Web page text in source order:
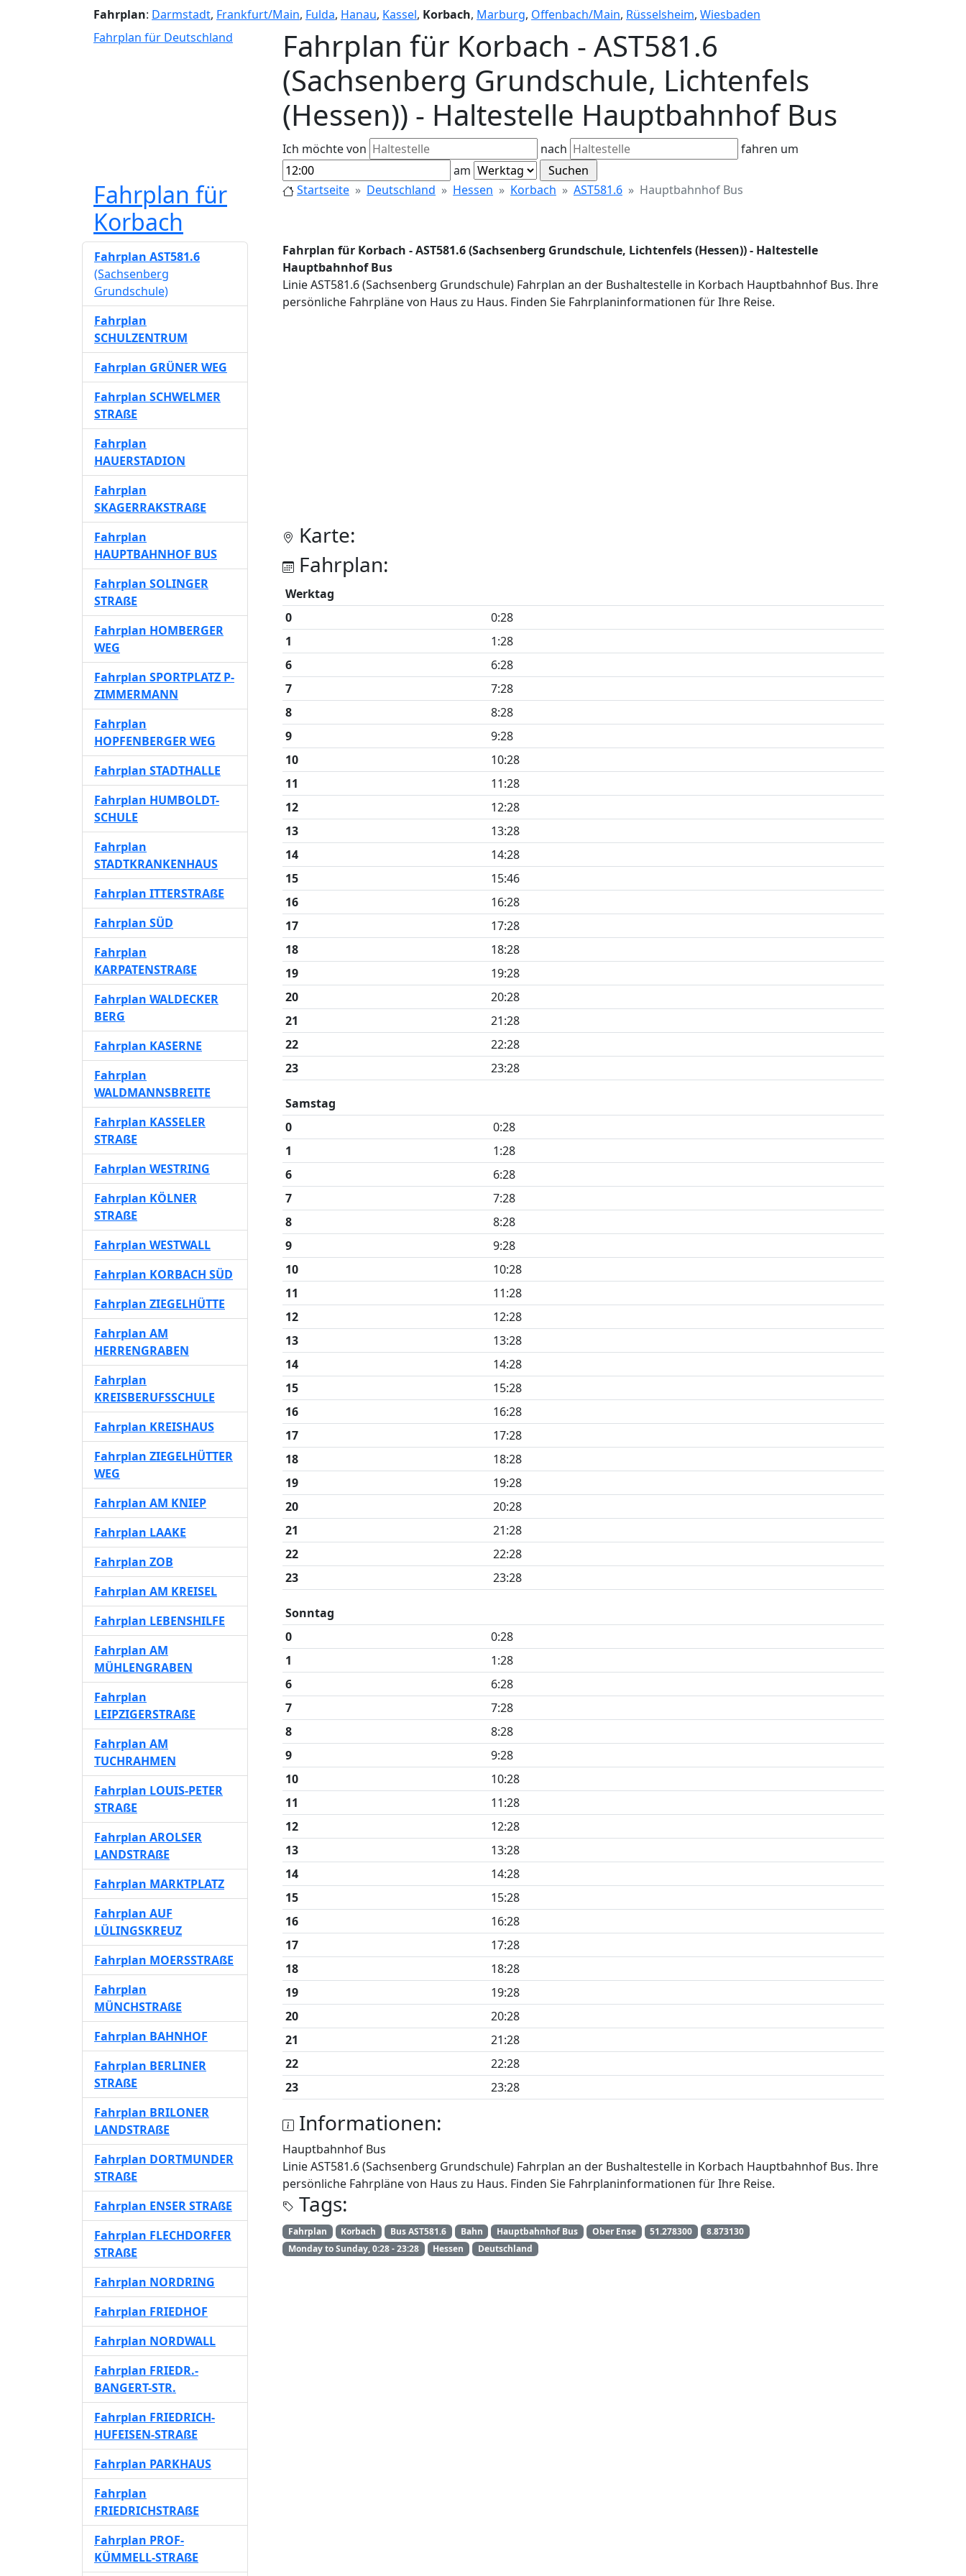
Fahrplan: Darmstadt, Frankfurt/Main, Fulda, Hanau, Kassel, Korbach, Marburg, Offenbach/Main, Rüsselsheim, Wiesbaden
Fahrplan für Deutschland
Fahrplan für Korbach - AST581.6
(Sachsenberg Grundschule, Lichtenfels
(Hessen)) - Haltestelle Hauptbahnhof Bus
Ich möchte von nach
fahren um
am
Fahrplan für
Korbach
Startseite Deutschland Hessen Korbach AST581.6 Hauptbahnhof Bus
Fahrplan für Korbach - AST581.6 (Sachsenberg Grundschule, Lichtenfels (Hessen)) - Haltestelle
Hauptbahnhof Bus
Linie AST581.6 (Sachsenberg Grundschule) Fahrplan an der Bushaltestelle in Korbach Hauptbahnhof Bus. Ihre
persönliche Fahrpläne von Haus zu Haus. Finden Sie Fahrplaninformationen für Ihre Reise.
Karte:
Fahrplan:
Werktag
0
0:28
1
1:28
6
6:28
7
7:28
8
8:28
9
9:28
10
10:28
11
11:28
12
12:28
13
13:28
14
14:28
15
15:46
16
16:28
17
17:28
18
18:28
19
19:28
20
20:28
21
21:28
22
22:28
23
23:28
Samstag
0
0:28
1
1:28
6
6:28
7
7:28
8
8:28
9
9:28
10
10:28
11
11:28
12
12:28
13
13:28
14
14:28
15
15:28
16
16:28
17
17:28
18
18:28
19
19:28
20
20:28
21
21:28
22
22:28
23
23:28
Sonntag
0
0:28
1
1:28
6
6:28
7
7:28
8
8:28
9
9:28
10
10:28
11
11:28
12
12:28
13
13:28
14
14:28
15
15:28
16
16:28
17
17:28
18
18:28
19
19:28
20
20:28
21
21:28
22
22:28
23
23:28
Informationen:
Hauptbahnhof Bus
Linie AST581.6 (Sachsenberg Grundschule) Fahrplan an der Bushaltestelle in Korbach Hauptbahnhof Bus. Ihre
persönliche Fahrpläne von Haus zu Haus. Finden Sie Fahrplaninformationen für Ihre Reise.
Tags:
Fahrplan Korbach Bus AST581.6 Bahn Hauptbahnhof Bus Ober Ense 51.278300
8.873130
Monday to Sunday, 0:28 - 23:28
Hessen Deutschland
Fahrplan AST581.6
(Sachsenberg
Grundschule)
Fahrplan
SCHULZENTRUM
Fahrplan GRÜNER WEG
Fahrplan SCHWELMER
STRAßE
Fahrplan
HAUERSTADION
Fahrplan
SKAGERRAKSTRAßE
Fahrplan
HAUPTBAHNHOF BUS
Fahrplan SOLINGER
STRAßE
Fahrplan HOMBERGER
WEG
Fahrplan SPORTPLATZ P-
ZIMMERMANN
Fahrplan
HOPFENBERGER WEG
Fahrplan STADTHALLE
Fahrplan HUMBOLDT-
SCHULE
Fahrplan
STADTKRANKENHAUS
Fahrplan ITTERSTRAßE
Fahrplan SÜD
Fahrplan
KARPATENSTRAßE
Fahrplan WALDECKER
BERG
Fahrplan KASERNE
Fahrplan
WALDMANNSBREITE
Fahrplan KASSELER
STRAßE
Fahrplan WESTRING
Fahrplan KÖLNER
STRAßE
Fahrplan WESTWALL
Fahrplan KORBACH SÜD
Fahrplan ZIEGELHÜTTE
Fahrplan AM
HERRENGRABEN
Fahrplan
KREISBERUFSSCHULE
Fahrplan KREISHAUS
Fahrplan ZIEGELHÜTTER
WEG
Fahrplan AM KNIEP
Fahrplan LAAKE
Fahrplan ZOB
Fahrplan AM KREISEL
Fahrplan LEBENSHILFE
Fahrplan AM
MÜHLENGRABEN
Fahrplan
LEIPZIGERSTRAßE
Fahrplan AM
TUCHRAHMEN
Fahrplan LOUIS-PETER
STRAßE
Fahrplan AROLSER
LANDSTRAßE
Fahrplan MARKTPLATZ
Fahrplan AUF
LÜLINGSKREUZ
Fahrplan MOERSSTRAßE
Fahrplan
MÜNCHSTRAßE
Fahrplan BAHNHOF
Fahrplan BERLINER
STRAßE
Fahrplan BRILONER
LANDSTRAßE
Fahrplan DORTMUNDER
STRAßE
Fahrplan ENSER STRAßE
Fahrplan FLECHDORFER
STRAßE
Fahrplan NORDRING
Fahrplan FRIEDHOF
Fahrplan NORDWALL
Fahrplan FRIEDR.-
BANGERT-STR.
Fahrplan FRIEDRICH-
HUFEISEN-STRAßE
Fahrplan PARKHAUS
Fahrplan
FRIEDRICHSTRAßE
Fahrplan PROF-
KÜMMELL-STRAßE